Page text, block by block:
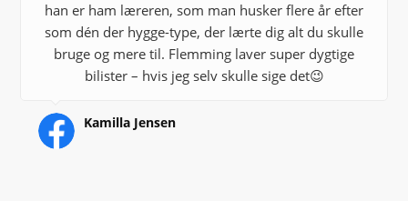
han er ham læreren, som man husker flere år efter
som dén der hygge-type, der lærte dig alt du skulle
bruge og mere til. Flemming laver super dygtige
bilister – hvis jeg selv skulle sige det😉
Kamilla Jensen